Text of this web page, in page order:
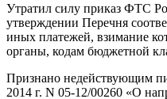
Утратил силу приказ ФТС
утверждении Перечня
иных платежей, взимание
органы, кодам бюджетной
Признано недействующим
2014 г. N 05-12/00260 «О